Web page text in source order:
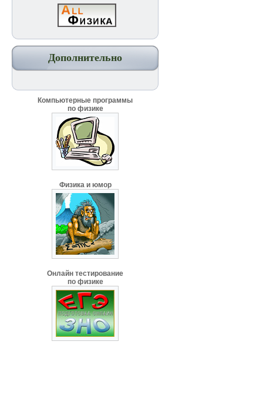
Дополнительно
Компьютерные программы
по физике
Физика и юмор
Онлайн тестирование
по физике